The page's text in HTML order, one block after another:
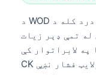
د WOD وروسته درد کله د rhabdomyolysis اندېښنه
تمې ډېر زیات
په لابراتوار کې
CK لوړېږي او د پښتورګو یا الکترولایټ فشار نښې